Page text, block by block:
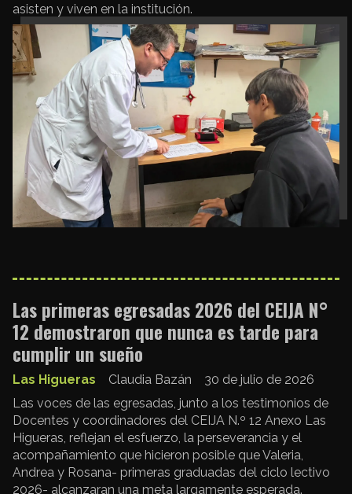
asisten y viven en la institución.
Las primeras egresadas 2026 del CEIJA N°
12 demostraron que nunca es tarde para
cumplir un sueño
Claudia Bazán
Las Higueras
30 de julio de 2026
Las voces de las egresadas, junto a los testimonios de
Docentes y coordinadores del CEIJA N.º 12 Anexo Las
Higueras, reflejan el esfuerzo, la perseverancia y el
acompañamiento que hicieron posible que Valeria,
Andrea y Rosana- primeras graduadas del ciclo lectivo
2026- alcanzaran una meta largamente esperada.